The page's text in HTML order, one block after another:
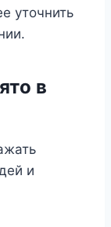
уточнить
в
и